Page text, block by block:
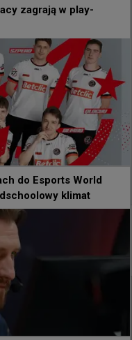
Czuć, że to wielki
i wszystkim ludziom,
wszystko wyszło
zagrają w play-
do Esports World
klimat